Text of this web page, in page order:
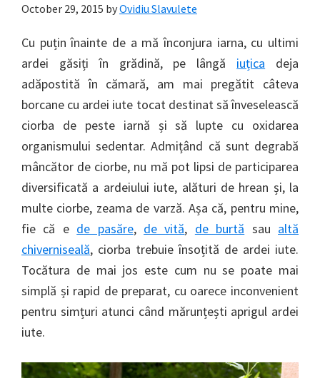
October 29, 2015 byOvidiu Slavulete
Cu puțin înainte de a mă înconjura iarna, cu ultimi
ardei găsiți în grădină, pe lângă iuțica deja
adăpostită în cămară, am mai pregătit câteva
borcane cu ardei iute tocat destinat să înveselească
ciorba de peste iarnă și să lupte cu oxidarea
organismului sedentar. Admițând că sunt degrabă
mâncător de ciorbe, nu mă pot lipsi de participarea
diversificată a ardeiului iute, alături de hrean și, la
multe ciorbe, zeama de varză. Așa că, pentru mine,
fie că e de pasăre, de vită, de burtă sau altă
chiverniseală, ciorba trebuie însoțită de ardei iute.
Tocătura de mai jos este cum nu se poate mai
simplă și rapid de preparat, cu oarece inconvenient
pentru simțuri atunci când mărunțești aprigul ardei
iute.